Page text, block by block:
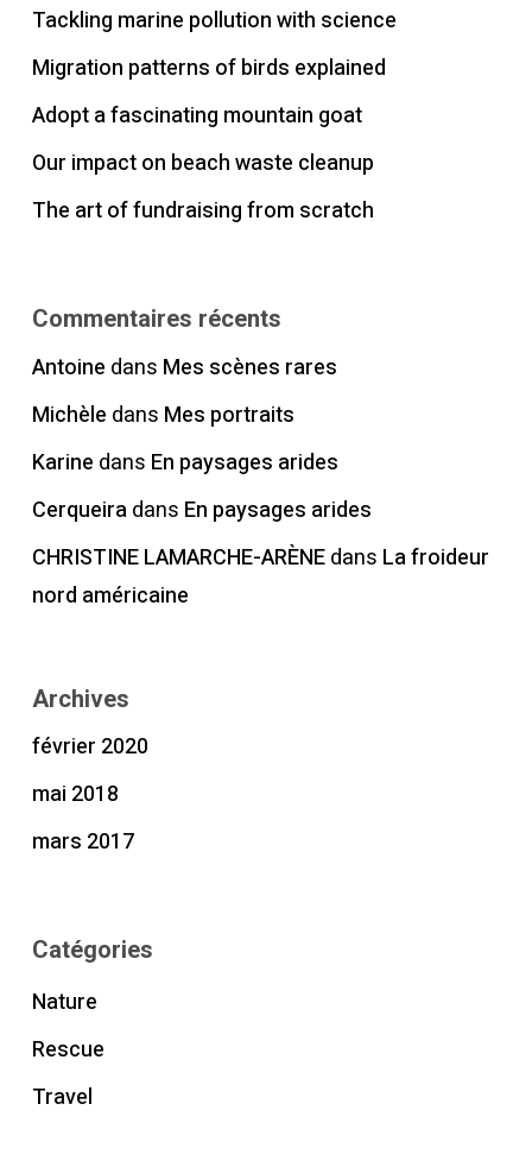
Tackling marine pollution with science
Migration patterns of birds explained
Adopt a fascinating mountain goat
Our impact on beach waste cleanup
The art of fundraising from scratch
Commentaires récents
Antoine dans Mes scènes rares
Michèle dans Mes portraits
Karine dans En paysages arides
Cerqueiradans En paysages arides
CHRISTINE LAMARCHE-ARÈNEdans La froideur
nord américaine
Archives
février 2020
mai 2018
mars 2017
Catégories
Nature
Rescue
Travel